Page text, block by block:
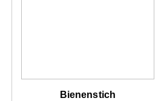
Bienenstich